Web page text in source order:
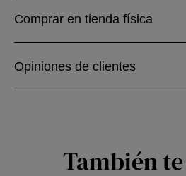
Comprar en tienda física
Opiniones de clientes
También